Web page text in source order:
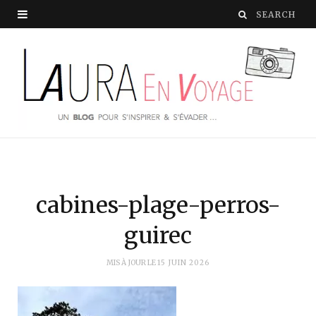
cabines-plage-perros-
guirec
MIS À JOUR LE15 JUIN 2026